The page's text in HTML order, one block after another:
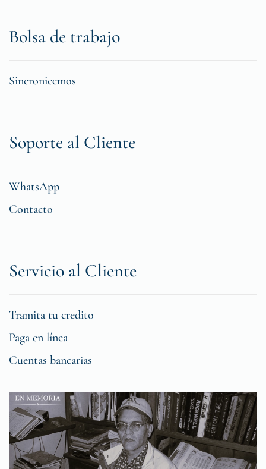
Bolsa de trabajo
Sincronicemos
Soporte al Cliente
WhatsApp
Contacto
Servicio al Cliente
Tramita tu credito
Paga en línea
Cuentas bancarias